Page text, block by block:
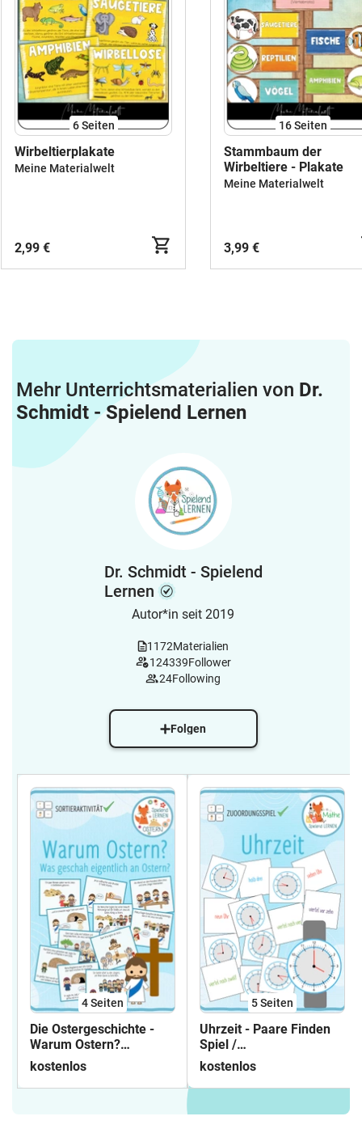
6Seiten
Wirbeltierplakate
Meine Materialwelt
2,99 €
16Seiten
Stammbaum der
Wirbeltiere - Plakate
Meine Materialwelt
3,99 €
Mehr Unterrichtsmaterialien von Dr.
Schmidt - Spielend Lernen
Dr. Schmidt - Spielend
Lernen
Autor*in seit 2019
1172Materialien
124339Follower
24Following
Folgen
4Seiten
Die Ostergeschichte -
Warum Ostern?
Sortieraktivität
kostenlos
5Seiten
Uhrzeit - Paare Finden
Spiel /
Zuordnungsaktivität
kostenlos